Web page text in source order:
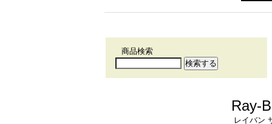
商品検索
Ray-
レイバン